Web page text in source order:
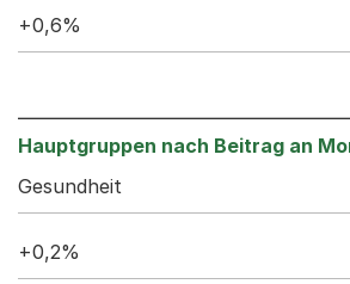
+0,6%
Gesundheit
+0,2%